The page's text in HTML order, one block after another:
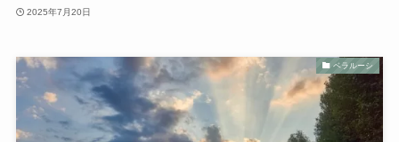
2025年7月20日
ベラルーシ